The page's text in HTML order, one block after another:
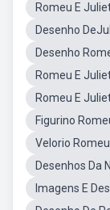
Romeu E
Desenho
Desenho
Romeu E
Romeu E
Figurino
Velorio
Desenhos Da
Imagens E